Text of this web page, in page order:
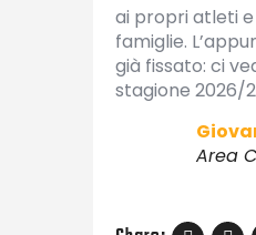
ai propri atleti
famiglie.
già fissato: ci
stagione 2026/
Area